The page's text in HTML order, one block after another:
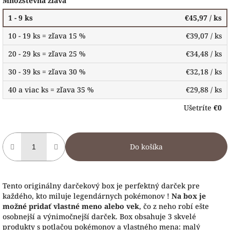
1 - 9 ks
€45,97 / ks
10 - 19 ks = zľava 15 %
€39,07 / ks
20 - 29 ks = zľava 25 %
€34,48 / ks
30 - 39 ks = zľava 30 %
€32,18 / ks
40 a viac ks = zľava 35 %
€29,88 / ks
Ušetríte €0
Do košíka
Tento originálny darčekový box je perfektný darček pre
každého, kto miluje legendárnych pokémonov ! Na box je
možné pridať vlastné meno alebo vek, čo z neho robí ešte
osobnejší a výnimočnejší darček. Box obsahuje 3 skvelé
produkty s potlačou pokémonov a vlastného mena: malý